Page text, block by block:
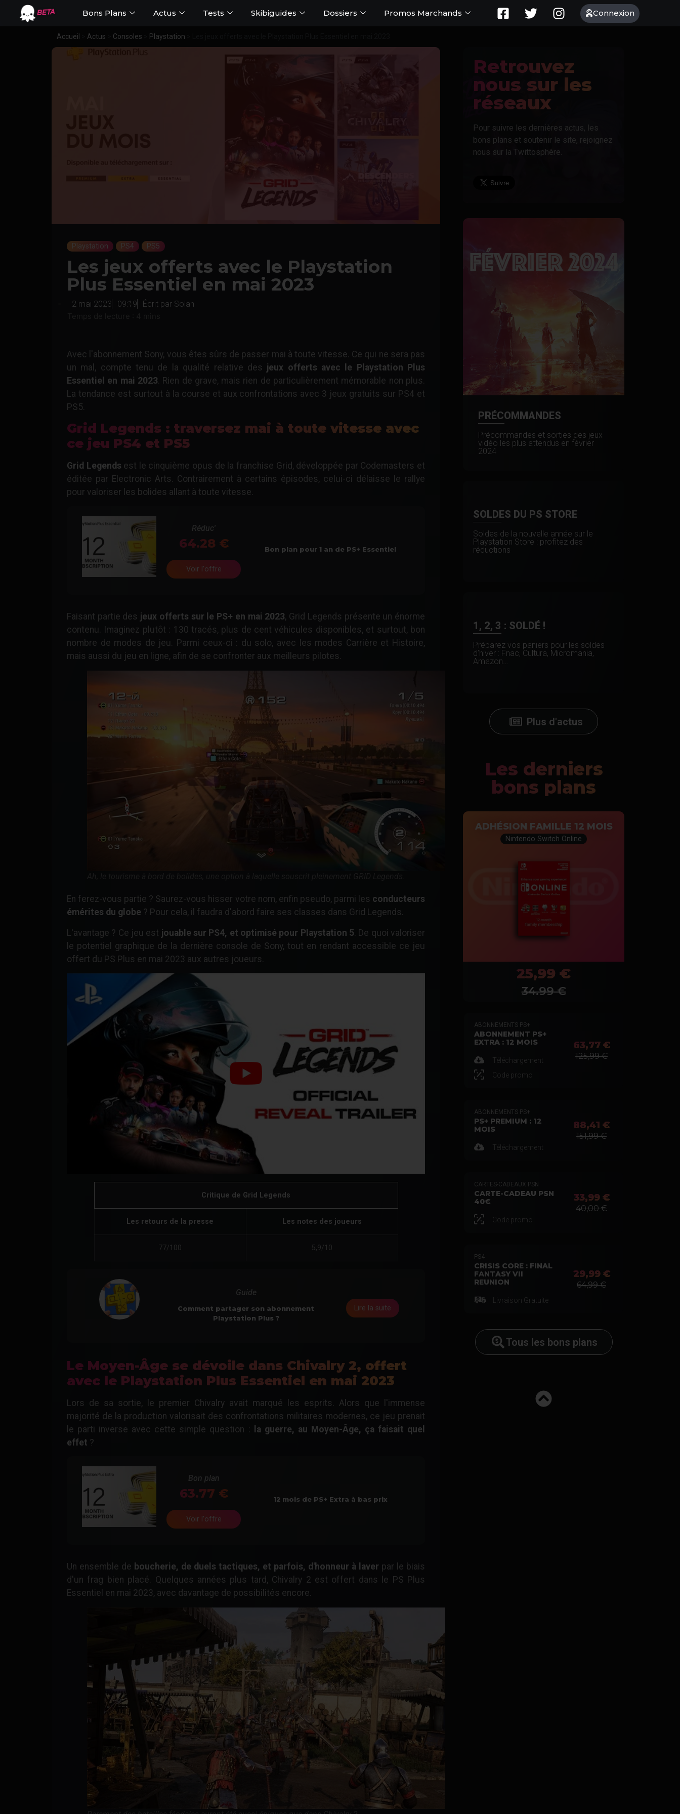
BETA Bons Plans Actus Tests Skibiguides Dossiers Promos Marchands Connexion
Accueil Actus Consoles Playstation
Playstation PS4 PS5
Les jeux offerts avec le Playstation
Plus Essentiel en mai 2023
2 mai 2023 09:19 Écrit par Solan
Avec l'abonnement Sony, vous êtes sûrs de passer mai à toute vitesse. Ce qui ne sera pas
un mal, compte tenu de la qualité relative des jeux offerts avec le Playstation Plus
Essentiel en mai 2023. Rien de grave, mais rien de particulièrement mémorable non plus.
La tendance est surtout à la course et aux confrontations avec 3 jeux gratuits sur PS4 et
PS5.
Grid Legends : traversez mai à toute vitesse avec
ce jeu PS4 et PS5
Grid Legends est le cinquième opus de la franchise Grid, développée par Codemasters et
éditée par Electronic Arts. Contrairement à certains épisodes, celui-ci délaisse le rallye
pour valoriser les bolides allant à toute vitesse.
Réduc'
64.28
Voir l'offre
Bon plan pour 1 an de PS+ Essentiel
Faisant partie des jeux offerts sur le PS+ en mai 2023, Grid Legends présente un énorme
contenu. Imaginez plutôt : 130 tracés, plus de cent véhicules disponibles, et surtout, bon
nombre de modes de jeu. Parmi ceux-ci : du solo, avec les modes Carrière et Histoire,
mais aussi du jeu en ligne, afin de se confronter aux meilleurs pilotes.
En ferez-vous partie ? Saurez-vous hisser votre nom, enfin pseudo, parmi les conducteurs
émérites du globe ? Pour cela, il faudra d'abord faire ses classes dans Grid Legends.
L'avantage ? Ce jeu est jouable sur PS4, et optimisé pour Playstation 5. De quoi valoriser
le potentiel graphique de la dernière console de Sony, tout en rendant accessible ce jeu
offert du PS Plus en mai 2023 aux autres joueurs.
Critique de Grid Legends
Les retours de la presse Les notes des joueurs
77/100 5,9/10
Guide
Comment partager son abonnement
Playstation Plus ?
Lire la suite
Le Moyen-Âge se dévoile dans Chivalry 2, offert
avec le Playstation Plus Essentiel en mai 2023
Lors de sa sortie, le premier Chivalry avait marqué les esprits. Alors que l'immense
majorité de la production valorisait des confrontations militaires modernes, ce jeu prenait
le parti inverse avec cette simple question :
la guerre, au Moyen-Âge, ça faisait quel
effet ?
Bon plan
63.77
Voir l'offre
12 mois de PS+ Extra à bas prix
Un ensemble de boucherie, de duels tactiques, et parfois, d'honneur à laver par le biais
d'un frag bien placé. Quelques années plus tard, Chivalry 2 est offert dans le PS Plus
Essentiel en mai 2023, avec davantage de possibilités encore.
Retrouvez
nous sur les
réseaux
Pour suivre les dernières actus, les
bons plans et soutenir le site, rejoignez
nous sur la Twittosphère.
PRÉCOMMANDES
Précommandes et sorties des jeux
vidéo les plus attendus en février
2024
SOLDES DU PS STORE
Soldes de la nouvelle année sur le
Playstation Store : profitez des
réductions
1, 2, 3 : SOLDÉ !
Préparez vos paniers pour les soldes
d’hiver : Fnac, Cultura, Micromania,
Amazon…
Plus d'actus
Les derniers
bons plans
ADHÉSION FAMILLE 12 MOIS
Nintendo Switch Online
25,99 €
34.99€
ABONNEMENTS PS+
ABONNEMENT PS+
EXTRA : 12 MOIS
Téléchargement
Code promo
63,77 €
125,99 €
ABONNEMENTS PS+
PS+ PREMIUM : 12
MOIS
Téléchargement
88,41 €
151,99 €
CARTES-CADEAUX PSN
CARTE-CADEAU PSN
40€
Code promo
33,99 €
40,00 €
PS4
CRISIS CORE : FINAL
FANTASY VII
REUNION
Livraison Gratuite
29,99 €
64,99 €
Tous les bons plans